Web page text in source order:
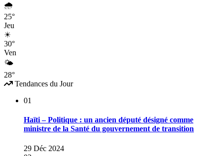
🌧
25°
Jeu
☀
30°
Ven
🌤
28°
Tendances du Jour
01
Haïti – Politique : un ancien député désigné comme
ministre de la Santé du gouvernement de transition
29 Déc 2024